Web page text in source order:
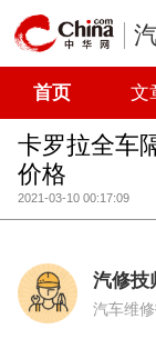
首页 文
卡罗拉全车
价格
2021-03-10 00:17:09
汽修技
汽车维